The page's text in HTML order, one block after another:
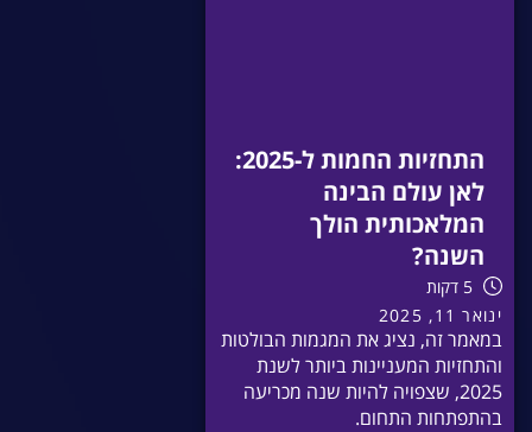
התחזיות החמות ל-2025:
לאן עולם הבינה
המלאכותית הולך
השנה?
5 דקות
ינואר 11, 2025
במאמר זה, נציג את המגמות הבולטות
והתחזיות המעניינות ביותר לשנת
2025, שצפויה להיות שנה מכריעה
בהתפתחות התחום.